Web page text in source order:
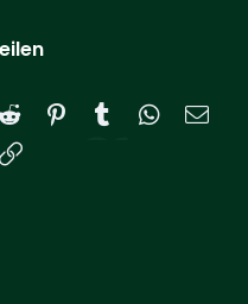
Reddit Pinterest
Tumblr WhatsApp
E-